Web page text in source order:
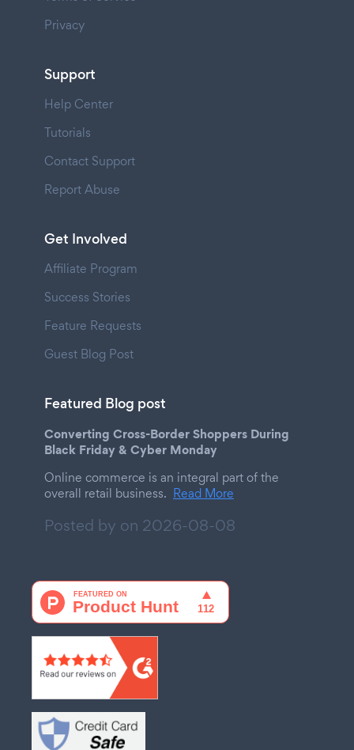
Privacy
Support
Help Center
Tutorials
Contact Support
Report Abuse
Get Involved
Affiliate Program
Success Stories
Feature Requests
Guest Blog Post
Featured Blog post
Converting Cross-Border Shoppers During
Black Friday & Cyber Monday
Online commerce is an integral part of the
overall retail business. Read More
Posted by on 2026-08-08